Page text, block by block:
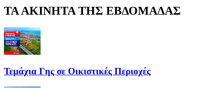
ΤΑ ΑΚΙΝΗΤΑ ΤΗΣ ΕΒΔΟΜΑΔΑΣ
Τεμάχια Γης σε Οικιστικές Περιοχές